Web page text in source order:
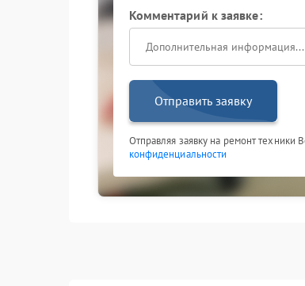
Комментарий к заявке:
Отправить заявку
Отправляя заявку на ремонт техники
конфиденциальности